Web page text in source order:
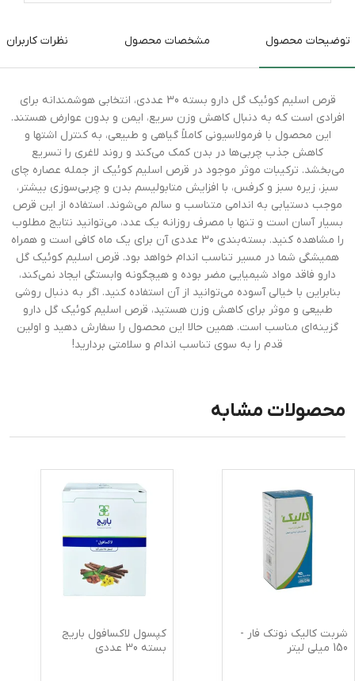
توضیحات محصول مشخصات محصول نظرات کاربران
قرص اسلیم کوئیک گل دارو بسته 30 عددی، انتخابی هوشمندانه برای
افرادی است که به دنبال کاهش وزن سریع، ایمن و بدون عوارض هستند.
این محصول با فرمولاسیونی کاملاً گیاهی و طبیعی، به کنترل اشتها و
کاهش جذب چربی‌ها در بدن کمک می‌کند و روند لاغری را تسریع
می‌بخشد. ترکیبات موثر موجود در قرص اسلیم کوئیک از جمله عصاره چای
سبز، زیره سبز و کرفس، با افزایش متابولیسم بدن و چربی‌سوزی بیشتر،
موجب دستیابی به اندامی متناسب و سالم می‌شوند. استفاده از این قرص
بسیار آسان است و تنها با مصرف روزانه یک عدد، می‌توانید نتایج مطلوب
را مشاهده کنید. بسته‌بندی 30 عددی آن برای یک ماه کافی است و همراه
همیشگی شما در مسیر تناسب اندام خواهد بود. قرص اسلیم کوئیک گل
دارو فاقد مواد شیمیایی مضر بوده و هیچگونه وابستگی ایجاد نمی‌کند،
بنابراین با خیالی آسوده می‌توانید از آن استفاده کنید. اگر به دنبال روشی
طبیعی و موثر برای کاهش وزن هستید، قرص اسلیم کوئیک گل دارو
گزینه‌ای مناسب است. همین حالا این محصول را سفارش دهید و اولین
قدم را به سوی تناسب اندام و سلامتی بردارید!
محصولات مشابه
شربت کالیک نوتک فار -
150 میلی لیتر
کپسول لاکسافول باریج
بسته 30 عددی